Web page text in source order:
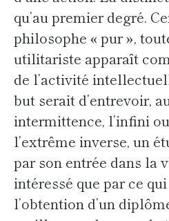
qu’au premier degré.
philosophe « pur »,
utilitariste apparaît
de l’activité
but serait d’entrevoir,
intermittence, l’infini
l’extrême inverse, un
par son entrée dans la
intéressé que par ce
l’obtention d’un